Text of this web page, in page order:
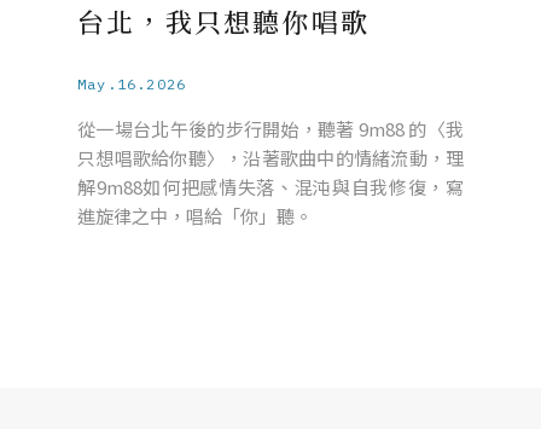
台北，我只想聽你唱歌
May.16.2026
從一場台北午後的步行開始，聽著 9m88 的〈我
只想唱歌給你聽〉，沿著歌曲中的情緒流動，理
解9m88如何把感情失落、混沌與自我修復，寫
進旋律之中，唱給「你」聽。